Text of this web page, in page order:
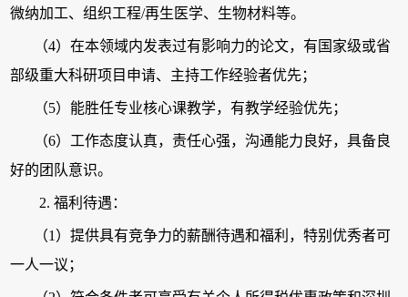
微纳加工、组织工程/再生医学、生物材料等。
（4）在本领域内发表过有影响力的论文，有国家级或省
部级重大科研项目申请、主持工作经验者优先；
（5）能胜任专业核心课教学，有教学经验优先；
（6）工作态度认真，责任心强，沟通能力良好，具备良
好的团队意识。
2. 福利待遇：
（1）提供具有竞争力的薪酬待遇和福利，特别优秀者可
一人一议；